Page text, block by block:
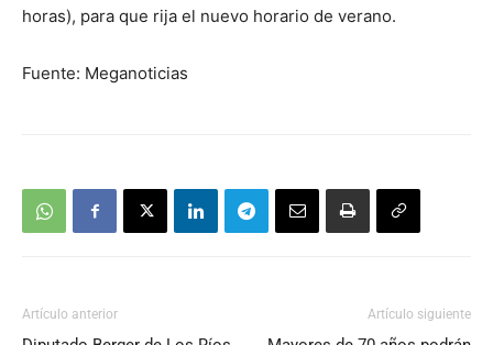
horas), para que rija el nuevo horario de verano.
Fuente: Meganoticias
Artículo anterior Artículo siguiente